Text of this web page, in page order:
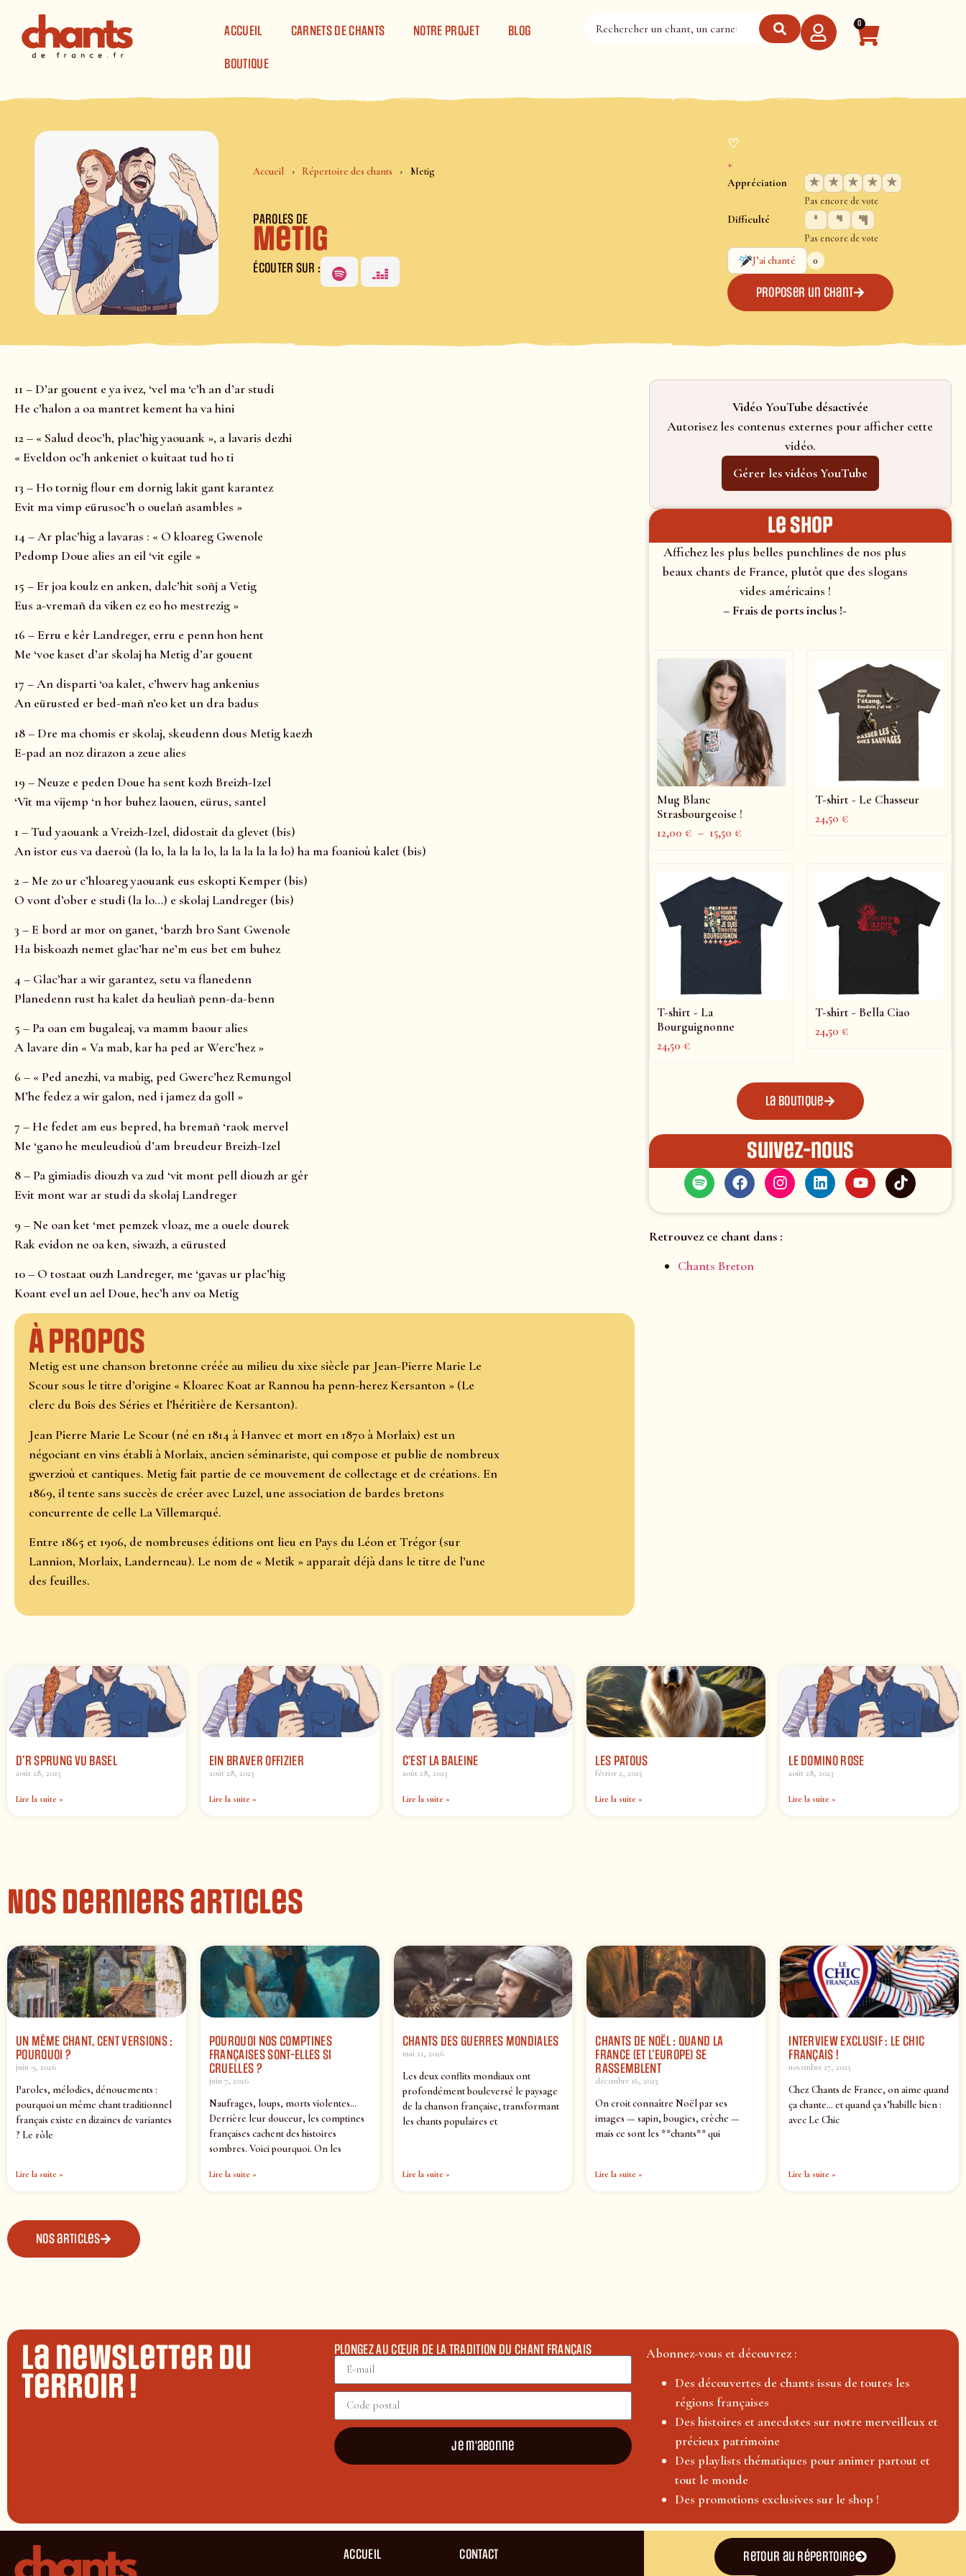
ACCUEIL
CARNETS DE CHANTS NOTRE PROJET BLOG
BOUTIQUE
0
Accueil Répertoire des chants Metig
PAROLES DE
Metig
ÉCOUTER SUR :
♡
+
Appréciation ★ ★ ★ ★ ★
Pas encore de vote
Difficulté
Pas encore de vote
J’ai chanté
0
Proposer un chant
11 – D’ar gouent e ya ivez, ‘vel ma ‘c’h an d’ar studi
He c’halon a oa mantret kement ha va hini
12 – « Salud deoc’h, plac’hig yaouank », a lavaris dezhi
« Eveldon oc’h ankeniet o kuitaat tud ho ti
13 – Ho tornig flour em dornig lakit gant karantez
Evit ma vimp eürusoc’h o ouelañ asambles »
14 – Ar plac’hig a lavaras : « O kloareg Gwenole
Pedomp Doue alies an eil ‘vit egile »
15 – Er joa koulz en anken, dalc’hit soñj a Vetig
Eus a-vremañ da viken ez eo ho mestrezig »
16 – Erru e kêr Landreger, erru e penn hon hent
Me ‘voe kaset d’ar skolaj ha Metig d’ar gouent
17 – An disparti ‘oa kalet, c’hwerv hag ankenius
An eürusted er bed-mañ n’eo ket un dra badus
18 – Dre ma chomis er skolaj, skeudenn dous Metig kaezh
E-pad an noz dirazon a zeue alies
19 – Neuze e peden Doue ha sent kozh Breizh-Izel
‘Vit ma vijemp ‘n hor buhez laouen, eürus, santel
1 – Tud yaouank a Vreizh-Izel, didostait da glevet (bis)
An istor eus va daeroù (la lo, la la la lo, la la la la la lo) ha ma foanioù kalet (bis)
2 – Me zo ur c’hloareg yaouank eus eskopti Kemper (bis)
O vont d’ober e studi (la lo…) e skolaj Landreger (bis)
3 – E bord ar mor on ganet, ‘barzh bro Sant Gwenole
Ha biskoazh nemet glac’har ne’m eus bet em buhez
4 – Glac’har a wir garantez, setu va flanedenn
Planedenn rust ha kalet da heuliañ penn-da-benn
5 – Pa oan em bugaleaj, va mamm baour alies
A lavare din « Va mab, kar ha ped ar Werc’hez »
6 – « Ped anezhi, va mabig, ped Gwerc’hez Remungol
M’he fedez a wir galon, ned i jamez da goll »
7 – He fedet am eus bepred, ha bremañ ‘raok mervel
Me ‘gano he meuleudioù d’am breudeur Breizh-Izel
8 – Pa gimiadis diouzh va zud ‘vit mont pell diouzh ar gêr
Evit mont war ar studi da skolaj Landreger
9 – Ne oan ket ‘met pemzek vloaz, me a ouele dourek
Rak evidon ne oa ken, siwazh, a eürusted
10 – O tostaat ouzh Landreger, me ‘gavas ur plac’hig
Koant evel un ael Doue, hec’h anv oa Metig
À propos
Metig est une chanson bretonne créée au milieu du xixe siècle par Jean-Pierre Marie Le
Scour sous le titre d’origine « Kloarec Koat ar Rannou ha penn-herez Kersanton » (Le
clerc du Bois des Séries et l’héritière de Kersanton).
Jean Pierre Marie Le Scour (né en 1814 à Hanvec et mort en 1870 à Morlaix) est un
négociant en vins établi à Morlaix, ancien séminariste, qui compose et publie de nombreux
gwerzioù et cantiques. Metig fait partie de ce mouvement de collectage et de créations. En
1869, il tente sans succès de créer avec Luzel, une association de bardes bretons
concurrente de celle La Villemarqué.
Entre 1865 et 1906, de nombreuses éditions ont lieu en Pays du Léon et Trégor (sur
Lannion, Morlaix, Landerneau). Le nom de « Metik » apparaît déjà dans le titre de l’une
des feuilles.
Vidéo YouTube désactivée
Autorisez les contenus externes pour afficher cette
vidéo.
Gérer les vidéos YouTube
le shop
Affichez les plus belles punchlines de nos plus
beaux chants de France, plutôt que des slogans
vides américains !
– Frais de ports inclus !-
Mug Blanc
Strasbourgeoise !
12,00€ – 15,50€
T-shirt - Le Chasseur
24,50€
T-shirt - La
Bourguignonne
24,50€
T-shirt - Bella Ciao
24,50€
La boutique
Suivez-nous
Retrouvez ce chant dans :
Chants Breton
D’R SPRUNG VU BASEL
août 28, 2023
Lire la suite »
EIN BRAVER OFFIZIER
août 28, 2023
Lire la suite »
C’EST LA BALEINE
août 28, 2023
Lire la suite »
LES PATOUS
février 2, 2025
Lire la suite »
LE DOMINO ROSE
août 28, 2023
Lire la suite »
Nos derniers articles
UN MÊME CHANT, CENT VERSIONS :
POURQUOI ?
juin 9, 2026
Paroles, mélodies, dénouements :
pourquoi un même chant traditionnel
français existe en dizaines de variantes
? Le rôle
Lire la suite »
POURQUOI NOS COMPTINES
FRANÇAISES SONT-ELLES SI
CRUELLES ?
juin 7, 2026
Naufrages, loups, morts violentes…
Derrière leur douceur, les comptines
françaises cachent des histoires
sombres. Voici pourquoi. On les
Lire la suite »
CHANTS DES GUERRES MONDIALES
mai 21, 2026
Les deux conflits mondiaux ont
profondément bouleversé le paysage
de la chanson française, transformant
les chants populaires et
Lire la suite »
CHANTS DE NOËL : QUAND LA
FRANCE (ET L’EUROPE) SE
RASSEMBLENT
décembre 16, 2025
On croit connaître Noël par ses
images — sapin, bougies, crèche —
mais ce sont les **chants** qui
Lire la suite »
INTERVIEW EXCLUSIF : LE CHIC
FRANÇAIS !
novembre 27, 2025
Chez Chants de France, on aime quand
ça chante… et quand ça s’habille bien :
avec Le Chic
Lire la suite »
Nos articles
La newsletter du
terroir !
PLONGEZ AU CŒUR DE LA TRADITION DU CHANT FRANÇAIS
Je m'abonne
Abonnez-vous et découvrez :
Des découvertes de chants issus de toutes les
régions françaises
Des histoires et anecdotes sur notre merveilleux et
précieux patrimoine
Des playlists thématiques pour animer partout et
tout le monde
Des promotions exclusives sur le shop !
ACCUEIL CONTACT Retour au répertoire